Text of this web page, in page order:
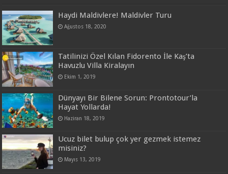
Haydi Maldivlere! Maldivler Turu
Ağustos 18, 2020
Tatilinizi Özel Kılan Fidorento İle Kaş’ta
Havuzlu Villa Kiralayın
Ekim 1, 2019
Dünyayı Bir Bilene Sorun: Prontotour’la
Hayat Yollarda!
Haziran 18, 2019
Ucuz bilet bulup çok yer gezmek istemez
misiniz?
Mayıs 13, 2019